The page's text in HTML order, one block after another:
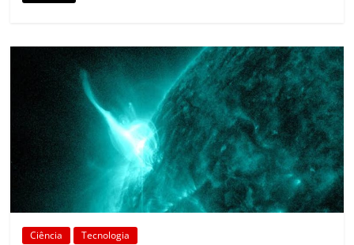
Ciência Tecnologia